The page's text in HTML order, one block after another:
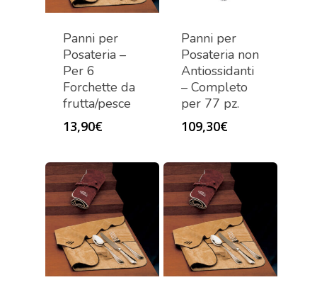
Panni per
Posateria –
Per 6
Forchette da
frutta/pesce
13,90€
Panni per
Posateria non
Antiossidanti
– Completo
per 77 pz.
109,30€